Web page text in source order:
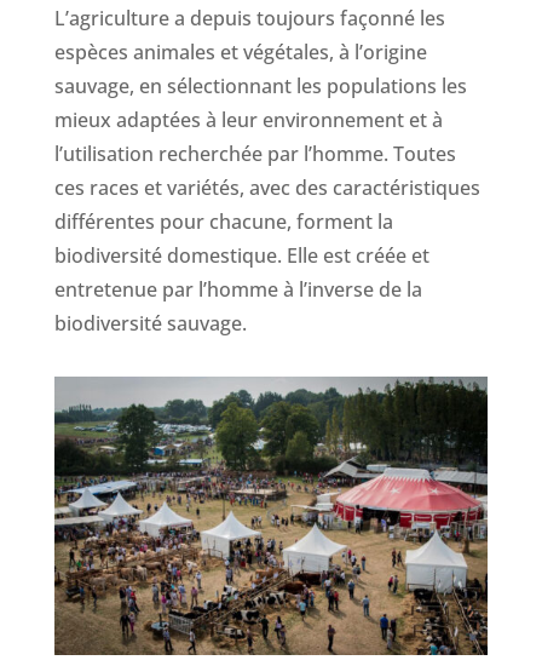
L’agriculture a depuis toujours façonné les
espèces animales et végétales, à l’origine
sauvage, en sélectionnant les populations les
mieux adaptées à leur environnement et à
l’utilisation recherchée par l’homme. Toutes
ces races et variétés, avec des caractéristiques
différentes pour chacune, forment la
biodiversité domestique. Elle est créée et
entretenue par l’homme à l’inverse de la
biodiversité sauvage.